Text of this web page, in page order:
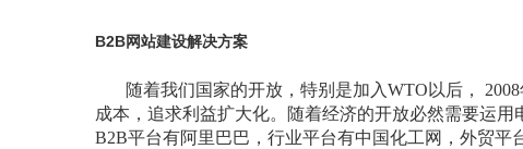
B2B网站建设解决方案
随着我们国家的开放，特别是加入WTO以后，
成本，追求利益扩大化。随着经济的开放必然需要运
B2B平台有阿里巴巴，行业平台有中国化工网，外贸